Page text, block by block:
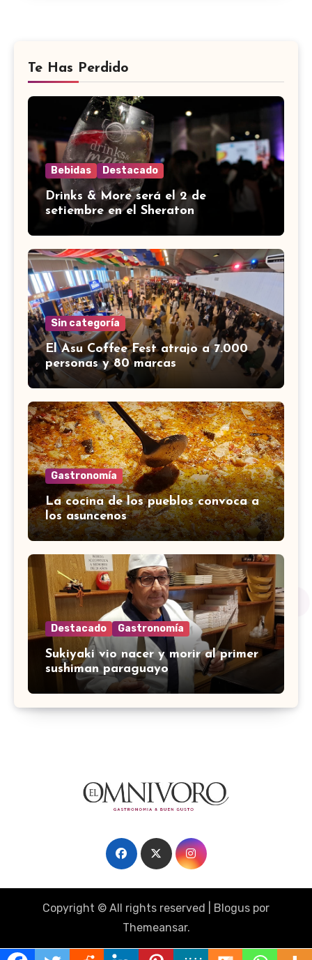
Te Has Perdido
Bebidas Destacado
Drinks & More será el 2 de
setiembre en el Sheraton
Sin categoría
El Asu Coffee Fest atrajo a 7.000
personas y 80 marcas
Gastronomía
La cocina de los pueblos convoca a
los asuncenos
Destacado Gastronomía
Sukiyaki vio nacer y morir al primer
sushiman paraguayo
Copyright © All rights reserved Blogus por
Themeansar.